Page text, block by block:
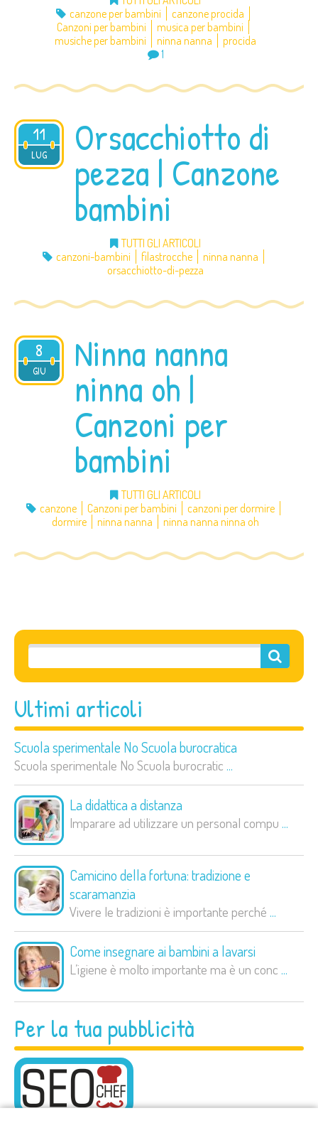
Ultimi articoli
Scuola sperimentale No Scuola burocratica
Scuola sperimentale No Scuola burocratic ...
La didattica a distanza
Imparare ad utilizzare un personal compu ...
Camicino della fortuna: tradizione e
scaramanzia
Vivere le tradizioni è importante perché ...
Come insegnare ai bambini a lavarsi
L’igiene è molto importante ma è un conc ...
Per la tua pubblicità
canzone per bambini
canzone procida
Canzoni per bambini
musica per bambini
musiche per bambini
ninna nanna
procida
1
11
LUG
2012 Orsacchiotto di
pezza | Canzone
bambini
TUTTI GLI ARTICOLI
canzoni-bambini
filastrocche
ninna nanna
orsacchiotto-di-pezza
8
GIU
2012 Ninna nanna
ninna oh |
Canzoni per
bambini
TUTTI GLI ARTICOLI
canzone
Canzoni per bambini
canzoni per dormire
dormire
ninna nanna ninna nanna ninna oh